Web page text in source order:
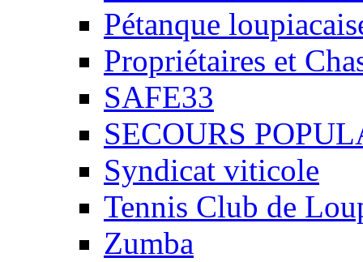
Pétanque
Propriétaires et
SAFE33
SECOURS
Syndicat viticole
Tennis Club de
Zumba